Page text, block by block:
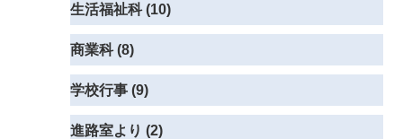
生活福祉科 (10)
商業科 (8)
学校行事 (9)
進路室より (2)